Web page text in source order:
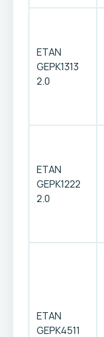
ETAN
GEPK1313
2.0
ETAN
GEPK1222
2.0
ETAN
GEPK4511